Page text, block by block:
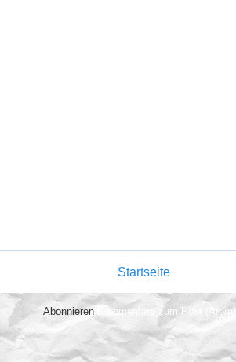
Startseite
Abonnieren Kommentare zum Post (Atom)